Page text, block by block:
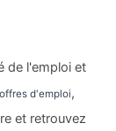
de l'emploi et
offres d'emploi,
et retrouvez